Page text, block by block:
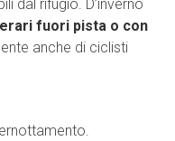
dal rifugio. D’inverno
fuori pista o con
anche di ciclisti